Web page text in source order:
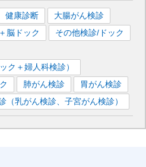
健康診断
大腸がん検診
脳ドック
その他検診/ドック
ク＋婦人科検診）
肺がん検診
胃がん検診
（乳がん検診、子宮がん検診）